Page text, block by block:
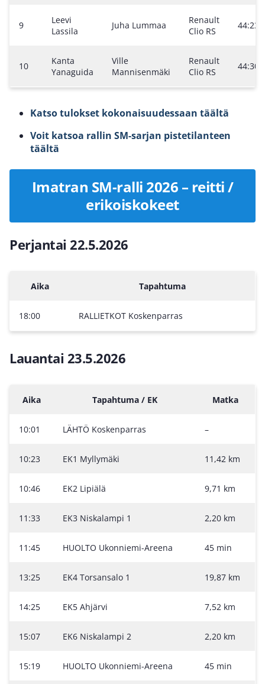
9
Leevi
Lassila
Juha Lummaa
Renault
Clio RS
10
Kanta
Yanaguida
Ville
Mannisenmäki
Renault
Clio RS
Katso tulokset kokonaisuudessaan täältä
Voit katsoa rallin SM-sarjan pistetilanteen
täältä
Imatran SM-ralli 2026 – reitti /
erikoiskokeet
Perjantai 22.5.2026
Aika Tapahtuma
18:00 RALLIETKOT Koskenparras
Lauantai 23.5.2026
Aika Tapahtuma / EK Matka
10:01 LÄHTÖ Koskenparras –
10:23 EK1 Myllymäki 11,42 km
10:46 EK2 Lipiälä 9,71 km
11:33 EK3 Niskalampi 1 2,20 km
11:45 HUOLTO Ukonniemi-Areena 45 min
13:25 EK4 Torsansalo 1 19,87 km
14:25 EK5 Ahjärvi 7,52 km
15:07 EK6 Niskalampi 2 2,20 km
15:19 HUOLTO Ukonniemi-Areena 45 min